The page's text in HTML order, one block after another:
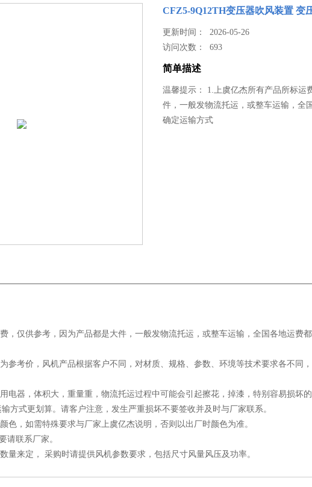
CFZ5-9Q12TH变压器吹风装置 变
更新时间： 2026-05-26
访问次数：693
简单描述
温馨提示： 1.上虞亿杰所有产品所标运
件，一般发物流托运，或整车运输，全
确定运输方式
，仅供参考，因为产品都是大件，一般发物流托运，或整车运输，全国各地运费
参考价，风机产品根据客户不同，对材质、规格、参数、环境等技术要求各不同
电器，体积大，重量重，物流托运过程中可能会引起擦花，掉漆，特别容易损坏
方式更划算。请客户注意，发生严重损坏不要签收并及时与厂家联系。
色，如需特殊要求与厂家上虞亿杰说明，否则以出厂时颜色为准。
请联系厂家。
量来定， 采购时请提供风机参数要求，包括尺寸风量风压及功率。